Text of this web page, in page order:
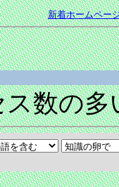
新着ホームペー
数の多